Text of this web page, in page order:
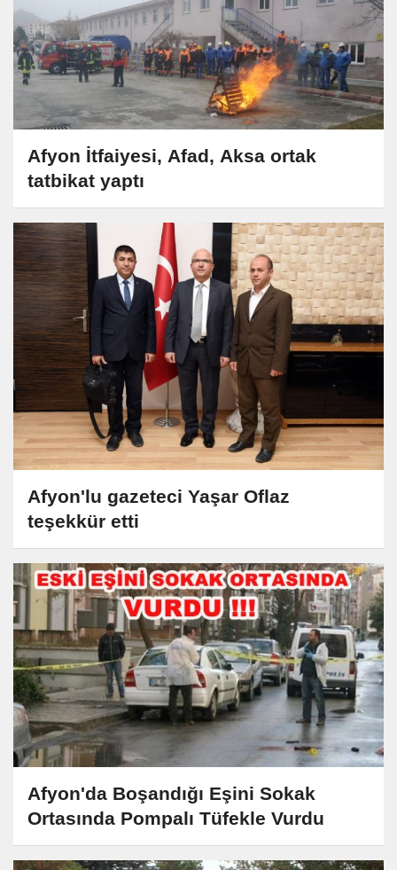
Afyon İtfaiyesi, Afad, Aksa ortak
tatbikat yaptı
Afyon'lu gazeteci Yaşar Oflaz
teşekkür etti
Afyon'da Boşandığı Eşini Sokak
Ortasında Pompalı Tüfekle Vurdu